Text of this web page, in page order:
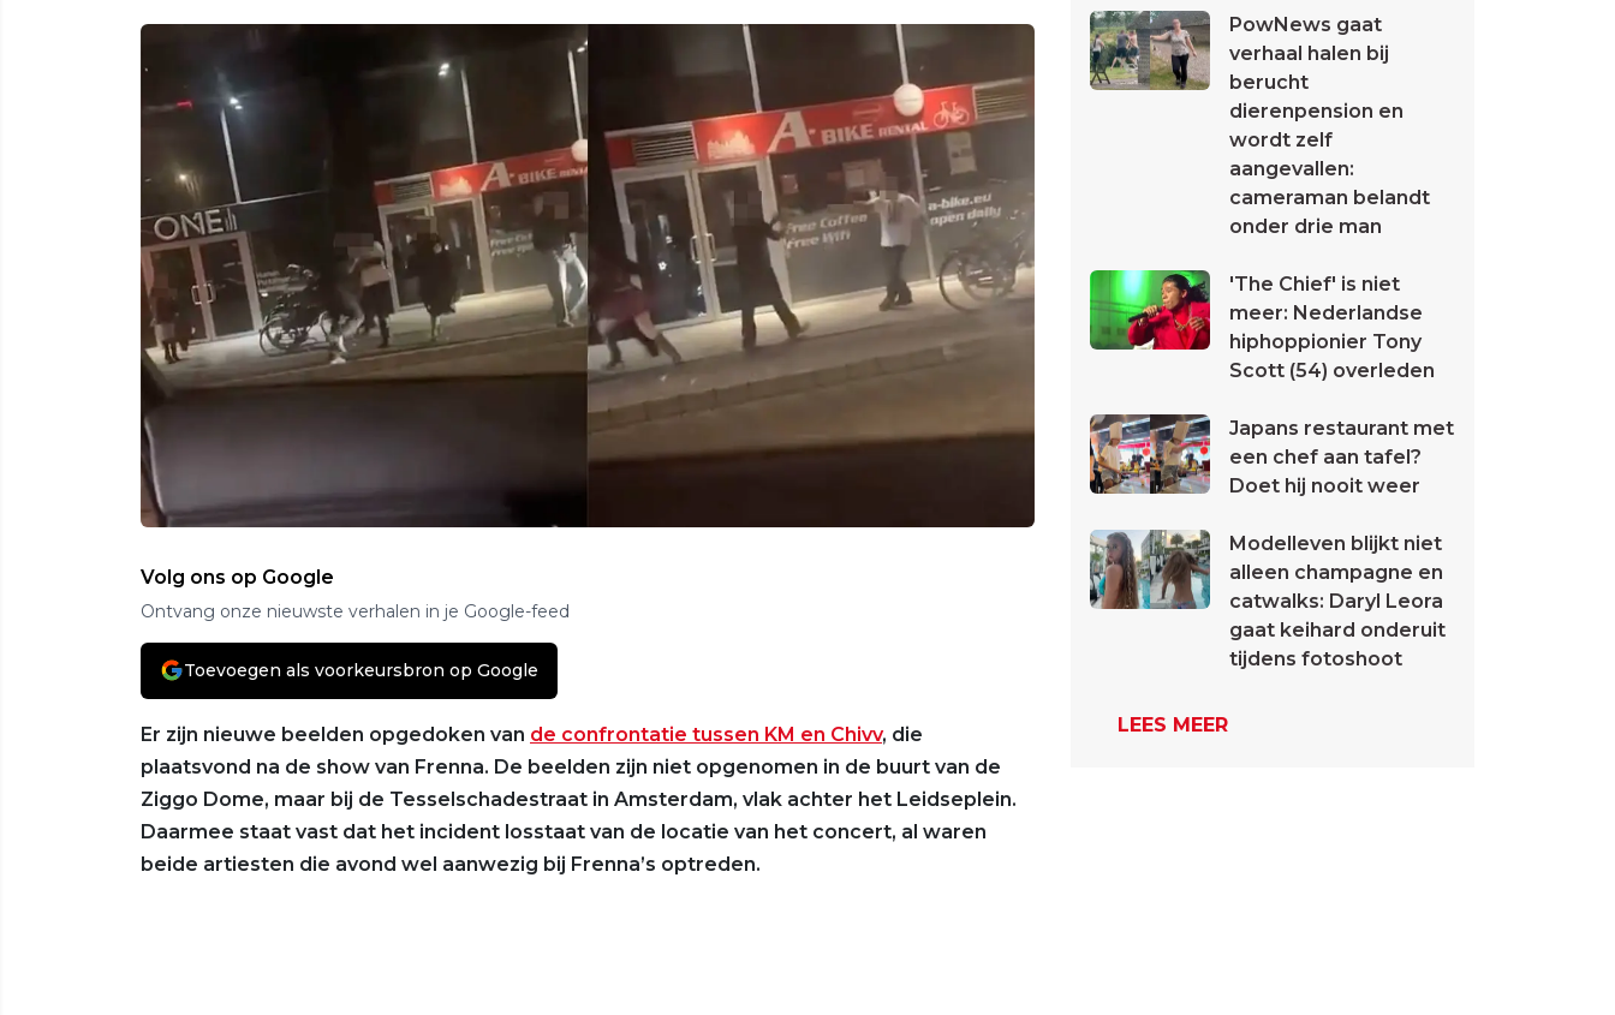
Volg ons op Google
Ontvang onze nieuwste verhalen in je Google-feed
Toevoegen als voorkeursbron op Google
Er zijn nieuwe beelden opgedoken van de confrontatie tussen KM en Chivv, die
plaatsvond na de show van Frenna. De beelden zijn niet opgenomen in de buurt van de
Ziggo Dome, maar bij de Tesselschadestraat in Amsterdam, vlak achter het Leidseplein.
Daarmee staat vast dat het incident losstaat van de locatie van het concert, al waren
beide artiesten die avond wel aanwezig bij Frenna’s optreden.
PowNews gaat
verhaal halen bij
berucht
dierenpension en
wordt zelf
aangevallen:
cameraman belandt
onder drie man
'The Chief' is niet
meer: Nederlandse
hiphoppionier Tony
Scott (54) overleden
Japans restaurant met
een chef aan tafel?
Doet hij nooit weer
Modelleven blijkt niet
alleen champagne en
catwalks: Daryl Leora
gaat keihard onderuit
tijdens fotoshoot
LEES MEER